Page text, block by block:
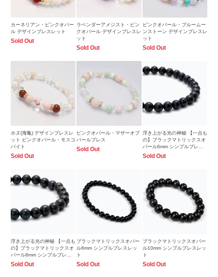
カーネリアン・ピンクオパー
ル デザインブレスレット
Sold Out
ラベンダーアメジスト・ピン
クオパール デザインブレスレ
ット
Sold Out
ピンクオパール・ブルームー
ンストーン デザインブレスレ
ット
Sold Out
ホヌ(海亀) デザインブレスレ
ット ピンクオパール・モスコ
バイト
Sold Out
ピンクオパール・マザーオブ
パールブレス
Sold Out
浮き上がる光の神秘 【一点も
の】ブラックマトリックスオ
パール6mm シンプルブレス
レット
Sold Out
浮き上がる光の神秘 【一点も
の】ブラックマトリックスオ
パール8mm シンプルブレス
レット
Sold Out
ブラックマトリックスオパー
ル6mm シンプルブレスレッ
ト
Sold Out
ブラックマトリックスオパー
ル10mm シンプルブレスレッ
ト
Sold Out